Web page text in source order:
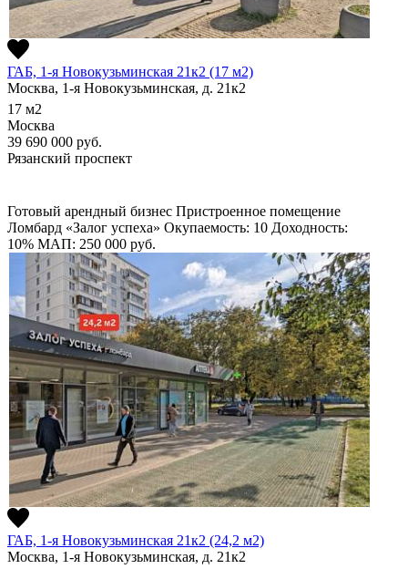
ГАБ, 1-я Новокузьминская 21к2 (17 м2)
Москва, 1-я Новокузьминская, д. 21к2
17 м2
Москва
39 690 000 руб.
Рязанский проспект
Готовый арендный бизнес Пристроенное помещение
Ломбард «Залог успеха» Окупаемость: 10 Доходность:
10% МАП: 250 000 руб.
ГАБ, 1-я Новокузьминская 21к2 (24,2 м2)
Москва, 1-я Новокузьминская, д. 21к2